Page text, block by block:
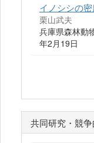
イノシシの
栗山武夫
兵庫県森林動
年2月19日
共同研究・競